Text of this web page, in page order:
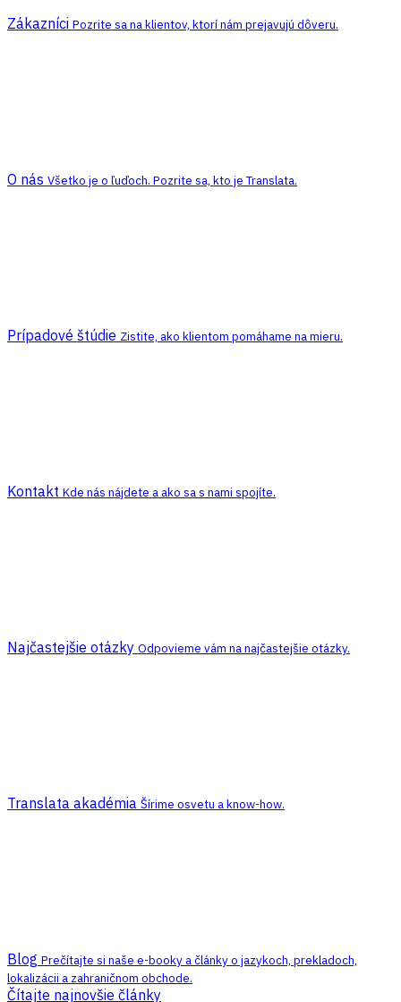
Zákazníci Pozrite sa na klientov, ktorí nám prejavujú dôveru.
O nás Všetko je o ľuďoch. Pozrite sa, kto je Translata.
Prípadové štúdie Zistite, ako klientom pomáhame na mieru.
Kontakt Kde nás nájdete a ako sa s nami spojíte.
Najčastejšie otázky Odpovieme vám na najčastejšie otázky.
Translata akadémia Šírime osvetu a know-how.
Blog Prečítajte si naše e-booky a články o jazykoch, prekladoch,
lokalizácii a zahraničnom obchode.
Čítajte najnovšie články